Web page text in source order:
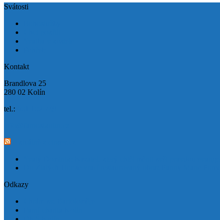
Svátosti
Kontakt
Brandlova 25
280 02 Kolín
tel.:
Odkazy